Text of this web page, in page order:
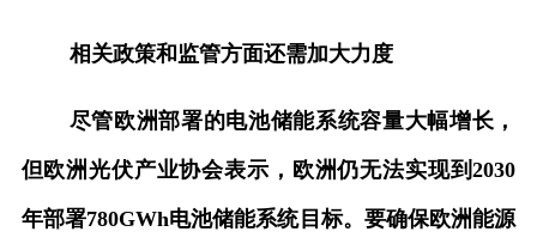
相关政策和监管方面还需加大力度
尽管欧洲部署的电池储能系统容量大幅增长，
但欧洲光伏产业协会表示，欧洲仍无法实现到2030
年部署780GWh电池储能系统目标。要确保欧洲能源